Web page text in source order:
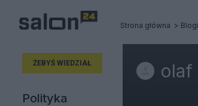
Strona główna Blogi
ŻEBYŚ WIEDZIAŁ
Polityka
olaf